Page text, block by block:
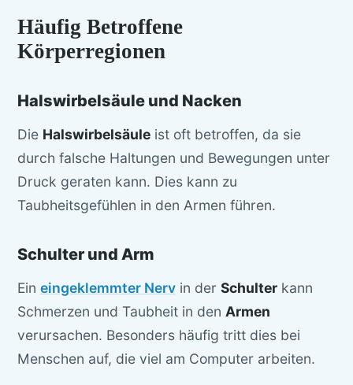
Häufig Betroffene
Körperregionen
Halswirbelsäule und Nacken
Die Halswirbelsäule ist oft betroffen, da sie
durch falsche Haltungen und Bewegungen unter
Druck geraten kann. Dies kann zu
Taubheitsgefühlen in den Armen führen.
Schulter und Arm
Ein eingeklemmter Nerv in der Schulter kann
Schmerzen und Taubheit in den Armen
verursachen. Besonders häufig tritt dies bei
Menschen auf, die viel am Computer arbeiten.